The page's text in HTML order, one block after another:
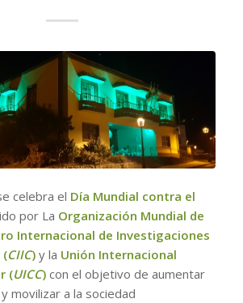
celebra el Día Mundial contra el
por La Organización Mundial de
Internacional de Investigaciones
(CIIC)y la Unión Internacional
(UICC)con el objetivo de aumentar
movilizar a la sociedad